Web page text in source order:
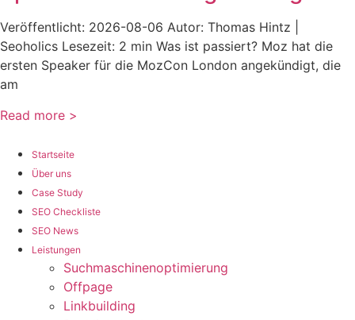
Veröffentlicht: 2026-08-06 Autor: Thomas Hintz |
Seoholics Lesezeit: 2 min Was ist passiert? Moz hat die
ersten Speaker für die MozCon London angekündigt, die
am
Read more >
Startseite
Über uns
Case Study
SEO Checkliste
SEO News
Leistungen
Suchmaschinenoptimierung
Offpage
Linkbuilding